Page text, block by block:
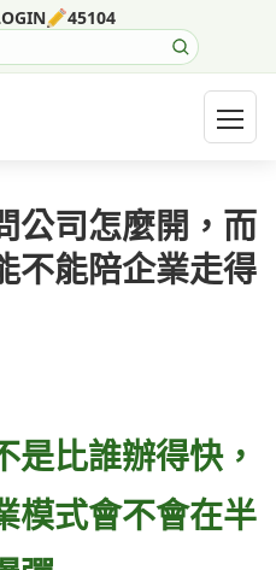
45104
開啟
公司怎麼開，而
不能陪企業走得
是比誰辦得快，
模式會不會在半